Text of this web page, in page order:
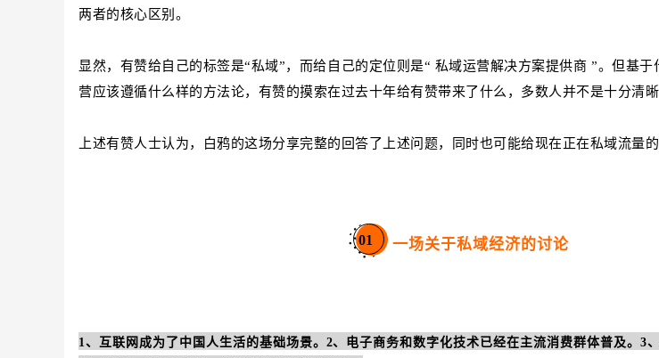
两者的核心区别。
显然，有赞给自己的标签是“私域”，而给自己的定位则是“ 私域运营解决方案提供商 ”。但基
营应该遵循什么样的方法论，有赞的摸索在过去十年给有赞带来了什么，多数人并不是十分清晰
上述有赞人士认为，白鸦的这场分享完整的回答了上述问题，同时也可能给现在正在私域流量
01 一场关于私域经济的讨论
1、互联网成为了中国人生活的基础场景。 2、电子商务和数字化技术已经在主流消费群体普及。 3